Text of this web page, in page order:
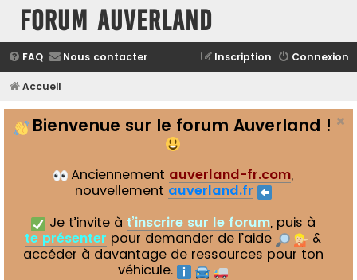
Forum Auverland
FAQ Nous contacter Connexion
Inscription
Accueil
Bienvenue sur le forum Auverland !
Anciennement auverland-fr.com,
nouvellement auverland.fr
Je t’invite à t’inscrire sur le forum, puis à
te présenter pour demander de l’aide
&
accéder à davantage de ressources pour ton
véhicule.